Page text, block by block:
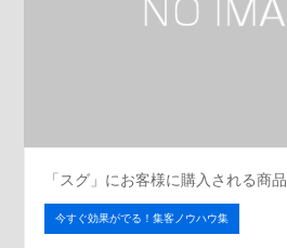
「スグ」にお客様に購入される商品
今すぐ効果がでる！集客ノウハウ集